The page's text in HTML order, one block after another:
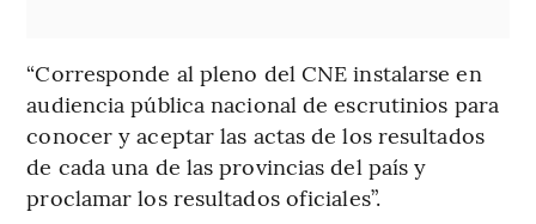
“Corresponde al pleno del CNE instalarse en
audiencia pública nacional de escrutinios para
conocer y aceptar las actas de los resultados
de cada una de las provincias del país y
proclamar los resultados oficiales”.